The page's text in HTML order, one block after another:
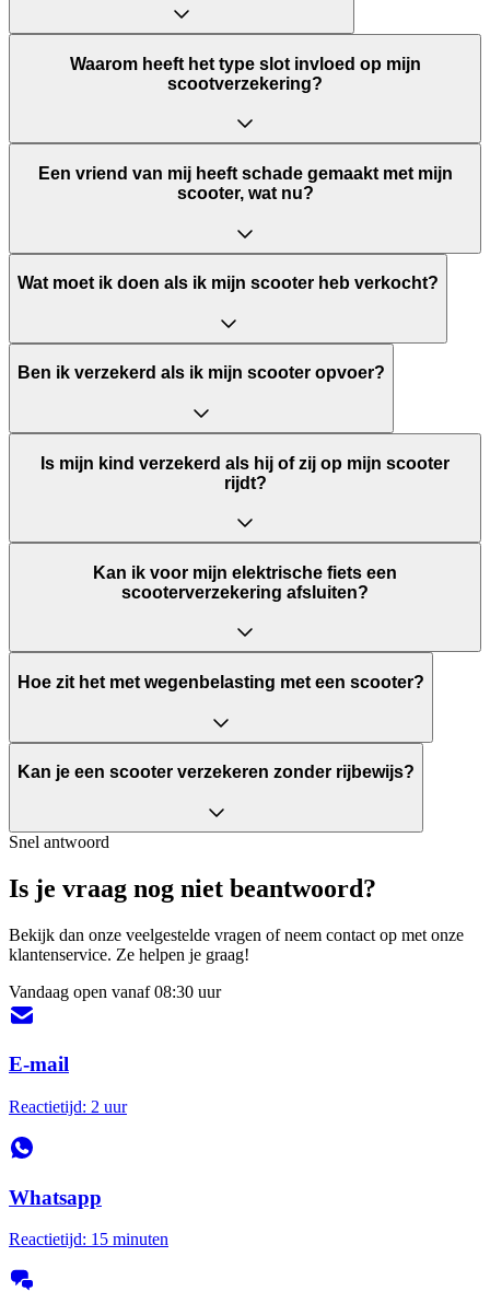
Waarom heeft het type slot invloed op mijn
scootverzekering?
Een vriend van mij heeft schade gemaakt met mijn
scooter, wat nu?
Wat moet ik doen als ik mijn scooter heb verkocht?
Ben ik verzekerd als ik mijn scooter opvoer?
Is mijn kind verzekerd als hij of zij op mijn scooter
rijdt?
Kan ik voor mijn elektrische fiets een
scooterverzekering afsluiten?
Hoe zit het met wegenbelasting met een scooter?
Kan je een scooter verzekeren zonder rijbewijs?
Snel antwoord
Is je vraag nog niet beantwoord?
Bekijk dan onze veelgestelde vragen of neem contact op met onze
klantenservice. Ze helpen je graag!
Vandaag open vanaf 08:30 uur
E-mail
Reactietijd: 2 uur
Whatsapp
Reactietijd: 15 minuten